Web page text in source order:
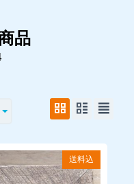
答します。
翌営業日の受付となり
品
送料込